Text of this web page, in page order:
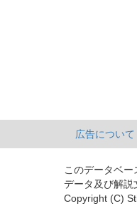
広告について
このデータベ
データ及び解説
Copyright (C)